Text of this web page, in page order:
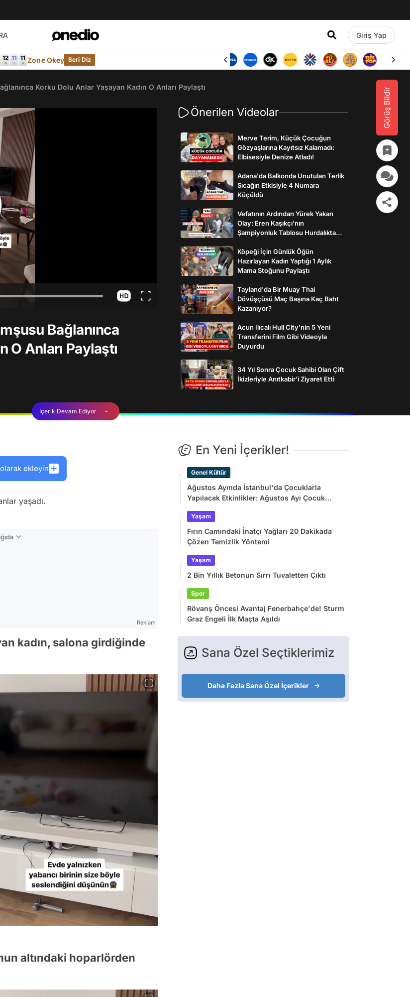
Giriş Yap
Zone Okey Seri Diz
Görüş Bildir
Korku Dolu Anlar Yaşayan Kadın O Anları Paylaştı
Bağlanınca
O Anları Paylaştı
Önerilen Videolar
Merve Terim, Küçük Çocuğun
Gözyaşlarına Kayıtsız Kalamadı:
Elbisesiyle Denize Atladı!
Adana'da Balkonda Unutulan Terlik
Sıcağın Etkisiyle 4 Numara
Küçüldü
Vefatının Ardından Yürek Yakan
Olay: Eren Kaşıkçı’nın
Şampiyonluk Tablosu Hurdalıkta
Köpeği İçin Günlük Öğün
Hazırlayan Kadın Yaptığı 1 Aylık
Mama Stoğunu Paylaştı
Tayland'da Bir Muay Thai
Dövüşçüsü Maç Başına Kaç Baht
Kazanıyor?
Acun Ilıcalı Hull City’nin 5 Yeni
Transferini Film Gibi Videoyla
Duyurdu
34 Yıl Sonra Çocuk Sahibi Olan Çift
İkizleriyle Anıtkabir’i Ziyaret Etti
İçerik Devam Ediyor
ekleyin
yaşadı.
Reklam
kadın, salona girdiğinde
altındaki hoparlörden
En Yeni İçerikler!
Genel Kültür
Ağustos Ayında İstanbul'da Çocuklarla
Yapılacak Etkinlikler: Ağustos Ayı Çocuk
Yaşam
Fırın Camındaki İnatçı Yağları 20 Dakikada
Çözen Temizlik Yöntemi
Yaşam
2 Bin Yıllık Betonun Sırrı Tuvaletten Çıktı
Spor
Rövanş Öncesi Avantaj Fenerbahçe'de! Sturm
Graz Engeli İlk Maçta Aşıldı
Sana Özel Seçtiklerimiz
Daha Fazla Sana Özel İçerikler